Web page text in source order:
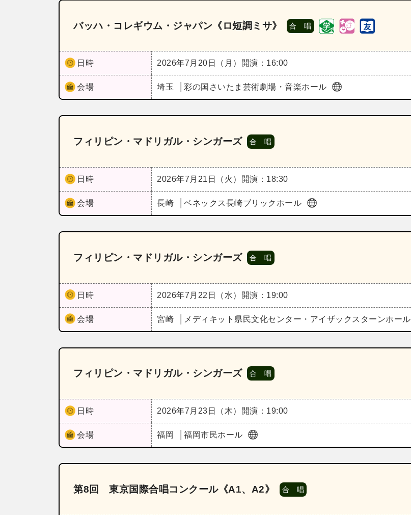
バッハ・コレギウム・ジャパン《ロ短調ミサ》 合 唱
日時 2026年7月20日（月） 開演：16:00
会場 埼玉 彩の国さいたま芸術劇場・音楽ホール
フィリピン・マドリガル・シンガーズ 合 唱
日時 2026年7月21日（火） 開演：18:30
会場 長崎 ベネックス長崎ブリックホール
フィリピン・マドリガル・シンガーズ 合 唱
日時 2026年7月22日（水） 開演：19:00
会場 宮崎 メディキット県民文化センター・アイザックスターンホール
フィリピン・マドリガル・シンガーズ 合 唱
日時 2026年7月23日（木） 開演：19:00
会場 福岡 福岡市民ホール
第8回 東京国際合唱コンクール《A1、A2》 合 唱